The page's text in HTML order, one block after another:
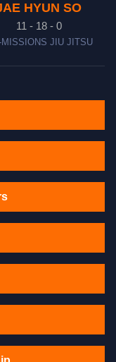
HYUN SO
11 - 18 - 0
MISSIONS JIU JITSU